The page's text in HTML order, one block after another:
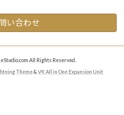
い合わせ
All Rights Reserved.
Theme&VK All in One Expansion Unit